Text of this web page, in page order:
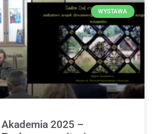
WYSTAWA
Akademia 2025 –